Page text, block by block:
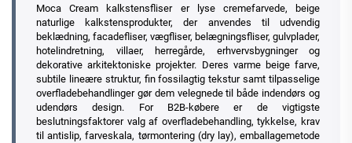
Moca Cream kalkstensfliser er lyse cremefarvede, beige
naturlige kalkstensprodukter, der anvendes til udvendig
beklædning, facadefliser, vægfliser, belægningsfliser, gulvplader,
hotelindretning, villaer, herregårde, erhvervsbygninger og
dekorative arkitektoniske projekter. Deres varme beige farve,
subtile lineære struktur, fin fossilagtig tekstur samt tilpasselige
overfladebehandlinger gør dem velegnede til både indendørs og
udendørs design. For B2B-købere er de vigtigste
beslutningsfaktorer valg af overfladebehandling, tykkelse, krav
til antislip, farveskala, tørmontering (dry lay), emballagemetode